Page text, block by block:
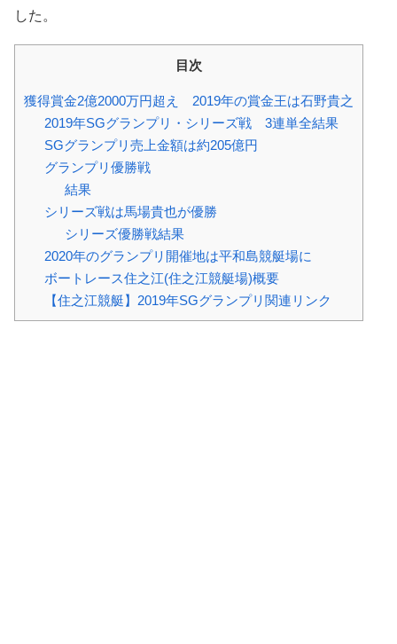
した。
目次
獲得賞金2億2000万円超え 2019年の賞金王は石野貴之
2019年SGグランプリ・シリーズ戦 3連単全結果
SGグランプリ売上金額は約205億円
グランプリ優勝戦
結果
シリーズ戦は馬場貴也が優勝
シリーズ優勝戦結果
2020年のグランプリ開催地は平和島競艇場に
ボートレース住之江(住之江競艇場)概要
【住之江競艇】2019年SGグランプリ関連リンク